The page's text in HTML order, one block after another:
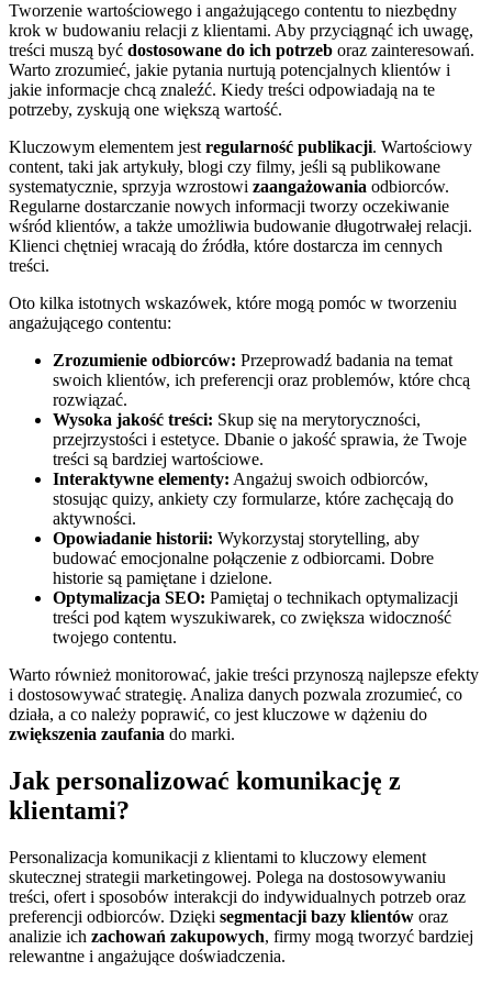
Tworzenie wartościowego i angażującego contentu to niezbędny
krok w budowaniu relacji z klientami. Aby przyciągnąć ich uwagę,
treści muszą być dostosowane do ich potrzeb oraz zainteresowań.
Warto zrozumieć, jakie pytania nurtują potencjalnych klientów i
jakie informacje chcą znaleźć. Kiedy treści odpowiadają na te
potrzeby, zyskują one większą wartość.
Kluczowym elementem jestregularność publikacji. Wartościowy
content, taki jak artykuły, blogi czy filmy, jeśli są publikowane
systematycznie, sprzyja wzrostowi zaangażowania odbiorców.
Regularne dostarczanie nowych informacji tworzy oczekiwanie
wśród klientów, a także umożliwia budowanie długotrwałej relacji.
Klienci chętniej wracają do źródła, które dostarcza im cennych
treści.
Oto kilka istotnych wskazówek, które mogą pomóc w tworzeniu
angażującego contentu:
Zrozumienie odbiorców: Przeprowadź badania na temat
swoich klientów, ich preferencji oraz problemów, które chcą
rozwiązać.
Wysoka jakość treści: Skup się na merytoryczności,
przejrzystości i estetyce. Dbanie o jakość sprawia, że Twoje
treści są bardziej wartościowe.
Interaktywne elementy: Angażuj swoich odbiorców,
stosując quizy, ankiety czy formularze, które zachęcają do
aktywności.
Opowiadanie historii: Wykorzystaj storytelling, aby
budować emocjonalne połączenie z odbiorcami. Dobre
historie są pamiętane i dzielone.
Optymalizacja SEO: Pamiętaj o technikach optymalizacji
treści pod kątem wyszukiwarek, co zwiększa widoczność
twojego contentu.
Warto również monitorować, jakie treści przynoszą najlepsze efekty
i dostosowywać strategię. Analiza danych pozwala zrozumieć, co
działa, a co należy poprawić, co jest kluczowe w dążeniu do
zwiększenia zaufania do marki.
Jak personalizować komunikację z
klientami?
Personalizacja komunikacji z klientami to kluczowy element
skutecznej strategii marketingowej. Polega na dostosowywaniu
treści, ofert i sposobów interakcji do indywidualnych potrzeb oraz
preferencji odbiorców. Dzięki segmentacji bazy klientów oraz
analizie ich zachowań zakupowych, firmy mogą tworzyć bardziej
relewantne i angażujące doświadczenia.